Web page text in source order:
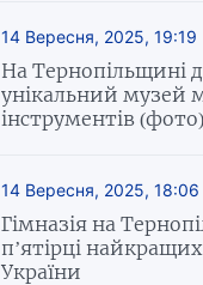
14 Вересня, 2025, 19:19
На Тернопільщині
унікальний музей
інструментів (фото)
14 Вересня, 2025, 18:06
Гімназія на
п’ятірці
України